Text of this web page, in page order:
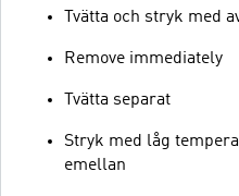
Tvätta och stryk med
Remove immediately
Tvätta separat
Stryk med låg
emellan